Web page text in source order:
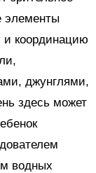
элементы
и координацию
джунглями,
здесь может
водных